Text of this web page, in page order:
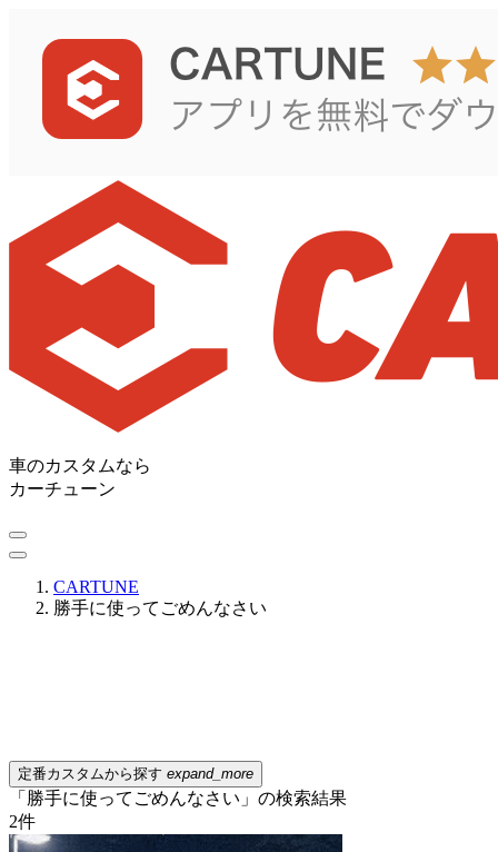
車のカスタムなら
カーチューン
CARTUNE
勝手に使ってごめんなさい
定番カスタムから探す expand_more
「勝手に使ってごめんなさい」の検索結果
2件